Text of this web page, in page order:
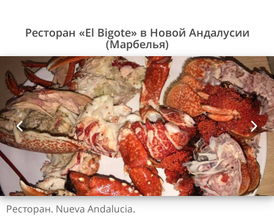
Ресторан «El Bigote» в Новой Андалусии
(Марбелья)
Ресторан. Nueva Andalucia.